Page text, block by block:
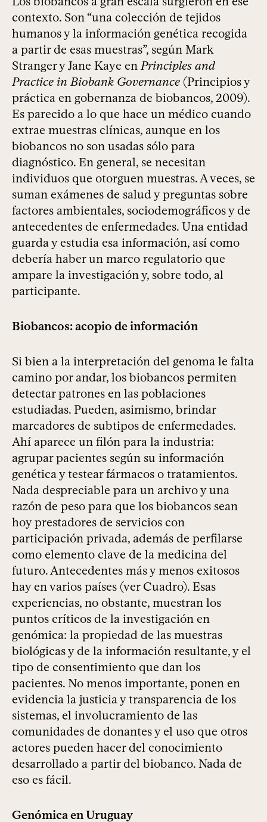
contexto. Son “una colección de tejidos
humanos y la información genética recogida
a partir de esas muestras”, según Mark
Stranger y Jane Kaye enPrinciples and
Practice in Biobank Governance (Principios y
práctica en gobernanza de biobancos, 2009).
Es parecido a lo que hace un médico cuando
extrae muestras clínicas, aunque en los
biobancos no son usadas sólo para
diagnóstico. En general, se necesitan
individuos que otorguen muestras. A veces, se
suman exámenes de salud y preguntas sobre
factores ambientales, sociodemográficos y de
antecedentes de enfermedades. Una entidad
guarda y estudia esa información, así como
debería haber un marco regulatorio que
ampare la investigación y, sobre todo, al
participante.
Biobancos: acopio de información
Si bien a la interpretación del genoma le falta
camino por andar, los biobancos permiten
detectar patrones en las poblaciones
estudiadas. Pueden, asimismo, brindar
marcadores de subtipos de enfermedades.
Ahí aparece un filón para la industria:
agrupar pacientes según su información
genética y testear fármacos o tratamientos.
Nada despreciable para un archivo y una
razón de peso para que los biobancos sean
hoy prestadores de servicios con
participación privada, además de perfilarse
como elemento clave de la medicina del
futuro. Antecedentes más y menos exitosos
hay en varios países (ver Cuadro). Esas
experiencias, no obstante, muestran los
puntos críticos de la investigación en
genómica: la propiedad de las muestras
biológicas y de la información resultante, y el
tipo de consentimiento que dan los
pacientes. No menos importante, ponen en
evidencia la justicia y transparencia de los
sistemas, el involucramiento de las
comunidades de donantes y el uso que otros
actores pueden hacer del conocimiento
desarrollado a partir del biobanco. Nada de
eso es fácil.
Genómica en Uruguay